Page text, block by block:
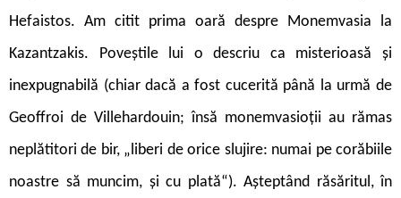
Hefaistos. Am citit prima oară despre Monemvasia la
Kazantzakis. Poveștile lui o descriu ca misterioasă și
inexpugnabilă (chiar dacă a fost cucerită până la urmă de
Geoffroi de Villehardouin; însă monemvasioții au rămas
neplătitori de bir, „liberi de orice slujire: numai pe corăbiile
noastre să muncim, și cu plată“). Așteptând răsăritul, în